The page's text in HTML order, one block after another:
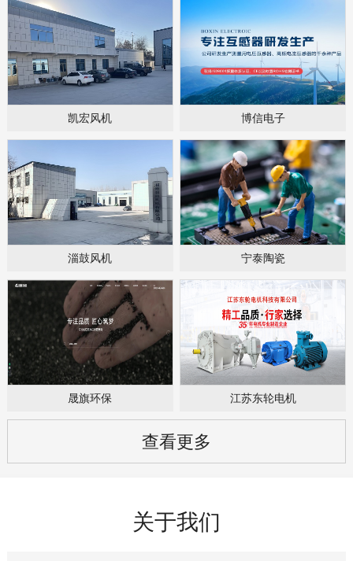
凯宏风机 博信电子
淄鼓风机 宁泰陶瓷
晟旗环保 江苏东轮电机
查看更多
关于我们